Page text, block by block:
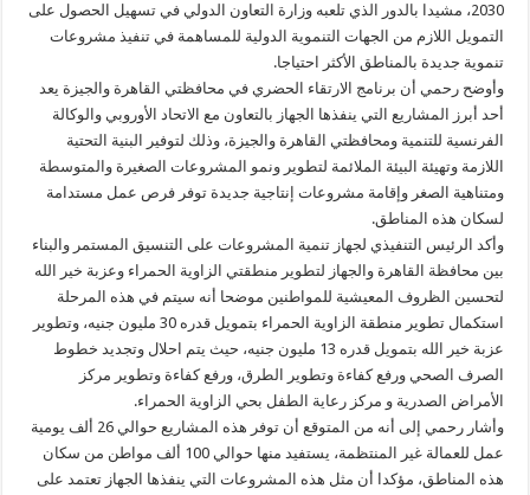
2030، مشيدا بالدور الذي تلعبه وزارة التعاون الدولي في تسهيل الحصول على
التمويل اللازم من الجهات التنموية الدولية للمساهمة في تنفيذ مشروعات
تنموية جديدة بالمناطق الأكثر احتياجا.
وأوضح رحمي أن برنامج الارتقاء الحضري في محافظتي القاهرة والجيزة يعد
أحد أبرز المشاريع التي ينفذها الجهاز بالتعاون مع الاتحاد الأوروبي والوكالة
الفرنسية للتنمية ومحافظتي القاهرة والجيزة، وذلك لتوفير البنية التحتية
اللازمة وتهيئة البيئة الملائمة لتطوير ونمو المشروعات الصغيرة والمتوسطة
ومتناهية الصغر وإقامة مشروعات إنتاجية جديدة توفر فرص عمل مستدامة
لسكان هذه المناطق.
وأكد الرئيس التنفيذي لجهاز تنمية المشروعات على التنسيق المستمر والبناء
بين محافظة القاهرة والجهاز لتطوير منطقتي الزاوية الحمراء وعزبة خير الله
لتحسين الظروف المعيشية للمواطنين موضحا أنه سيتم في هذه المرحلة
استكمال تطوير منطقة الزاوية الحمراء بتمويل قدره 30 مليون جنيه، وتطوير
عزبة خير الله بتمويل قدره 13 مليون جنيه، حيث يتم احلال وتجديد خطوط
الصرف الصحي ورفع كفاءة وتطوير الطرق، ورفع كفاءة وتطوير مركز
الأمراض الصدرية و مركز رعاية الطفل بحي الزاوية الحمراء.
وأشار رحمي إلى أنه من المتوقع أن توفر هذه المشاريع حوالي 26 ألف يومية
عمل للعمالة غير المنتظمة، يستفيد منها حوالي 100 ألف مواطن من سكان
هذه المناطق، مؤكدا أن مثل هذه المشروعات التي ينفذها الجهاز تعتمد على